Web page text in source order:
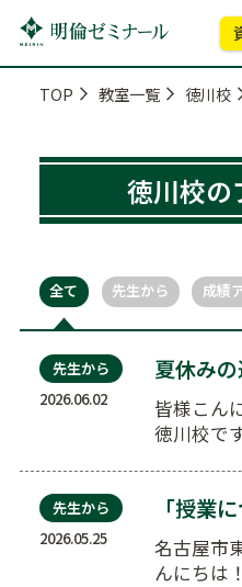
TOP 教室一覧 徳川校
徳川校の
全て 先生から 成績
先生から
2026.06.02
皆様こん
徳川校で
先生から
2026.05.25
名古屋市
んにちは